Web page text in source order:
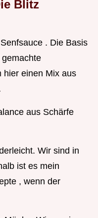
Blitz
. Die Basis
hier einen Mix aus
aus Schärfe
Wir sind in
ist es mein
, wenn der